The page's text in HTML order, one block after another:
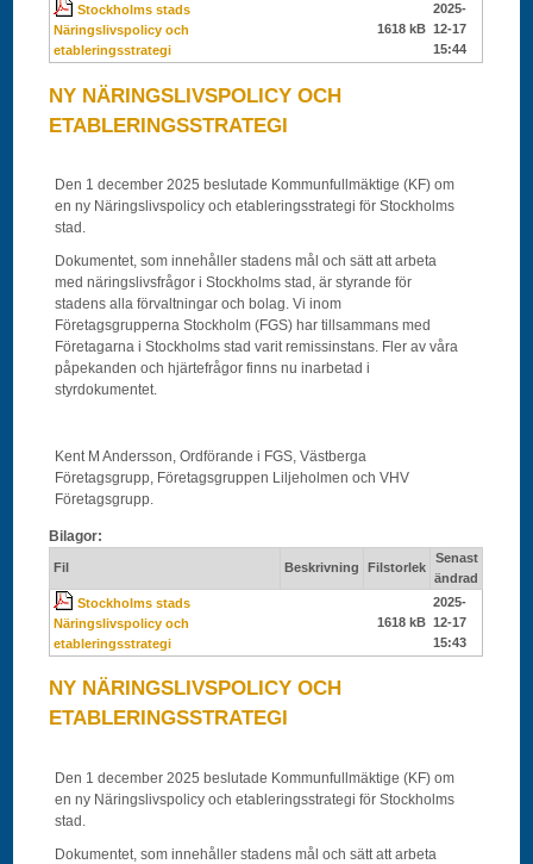
Stockholms stads
Näringslivspolicy och
etableringsstrategi
1618 kB
2025-
12-17
15:44
NY NÄRINGSLIVSPOLICY OCH
ETABLERINGSSTRATEGI
Den 1 december 2025 beslutade Kommunfullmäktige (KF) om
en ny Näringslivspolicy och etableringsstrategi för Stockholms
stad.
Dokumentet, som innehåller stadens mål och sätt att arbeta
med näringslivsfrågor i Stockholms stad, är styrande för
stadens alla förvaltningar och bolag. Vi inom
Företagsgrupperna Stockholm (FGS) har tillsammans med
Företagarna i Stockholms stad varit remissinstans. Fler av våra
påpekanden och hjärtefrågor finns nu inarbetad i
styrdokumentet.
Kent M Andersson, Ordförande i FGS, Västberga
Företagsgrupp, Företagsgruppen Liljeholmen och VHV
Företagsgrupp.
Bilagor:
Fil Beskrivning Filstorlek
Senast
ändrad
Stockholms stads
Näringslivspolicy och
etableringsstrategi
1618 kB
2025-
12-17
15:43
NY NÄRINGSLIVSPOLICY OCH
ETABLERINGSSTRATEGI
Den 1 december 2025 beslutade Kommunfullmäktige (KF) om
en ny Näringslivspolicy och etableringsstrategi för Stockholms
stad.
Dokumentet, som innehåller stadens mål och sätt att arbeta